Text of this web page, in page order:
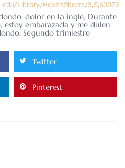
Library/HealthSheets/3,S,60073
, dolor en la ingle, Durante
, estoy embarazada y me dulen
, Segundo trimiestre
Twitter
Pinterest